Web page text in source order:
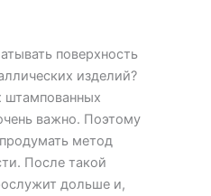
поверхность
изделий?
штампованных
важно. Поэтому
метод
После такой
дольше и,